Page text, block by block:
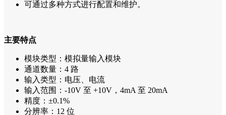
可通过多种方式进行配置和维护。
主要特点
模块类型：模拟量输入模块
通道数量：4 路
输入类型：电压、电流
输入范围：-10V 至 +10V，4mA 至 20mA
精度：±0.1%
分辨率：12 位